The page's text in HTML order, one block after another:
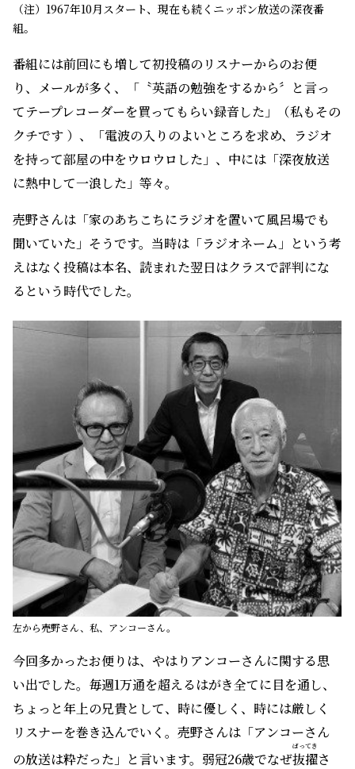
（注）1967年10月スタート、現在も続くニッポン放送の深夜番
組。
番組には前回にも増して初投稿のリスナーからのお便
り、メールが多く、「〝英語の勉強をするから〞と言っ
てテープレコーダーを買ってもらい録音した」（私もその
クチです ）、「電波の入りのよいところを求め、ラジオ
を持って部屋の中をウロウロした」、中には「深夜放送
に熱中して一浪した」等々。
売野さんは「家のあちこちにラジオを置いて風呂場でも
聞いていた」そうです。当時は「ラジオネーム」という考
えはなく投稿は本名、読まれた翌日はクラスで評判にな
るという時代でした。
左から売野さん、私、アンコーさん。
今回多かったお便りは、やはりアンコーさんに関する思
い出でした。毎週1万通を超えるはがき全てに目を通し、
ちょっと年上の兄貴として、時に優しく、時には厳しく
リスナーを巻き込んでいく。売野さんは「アンコーさん
の放送は粋だった」と言います。弱冠26歳でなぜ抜
ばっ
擢
てき
さ